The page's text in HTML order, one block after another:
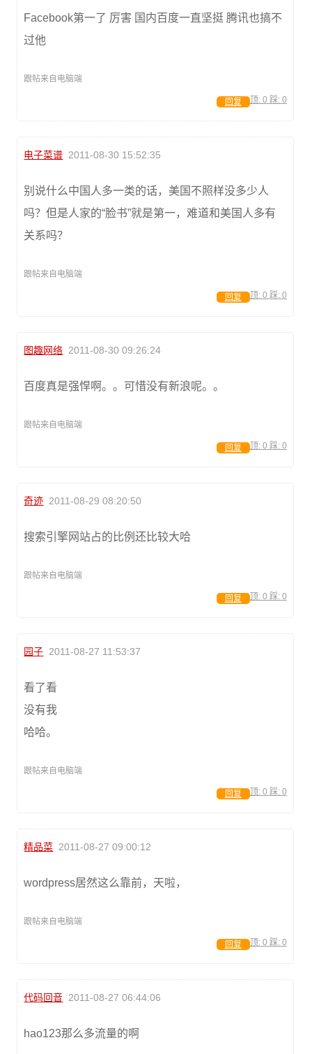
Facebook第一了 厉害 国内百度一直坚挺 腾讯也搞不
过他
跟帖来自电脑端
顶: 0 踩: 0
回复
电子菜谱 2011-08-30 15:52:35
别说什么中国人多一类的话，美国不照样没多少人
吗？但是人家的“脸书”就是第一，难道和美国人多有
关系吗？
跟帖来自电脑端
顶: 0 踩: 0
回复
图趣网络 2011-08-30 09:26:24
百度真是强悍啊。。可惜没有新浪呢。。
跟帖来自电脑端
顶: 0 踩: 0
回复
奇迹 2011-08-29 08:20:50
搜索引擎网站占的比例还比较大哈
跟帖来自电脑端
顶: 0 踩: 0
回复
园子 2011-08-27 11:53:37
看了看
没有我
哈哈。
跟帖来自电脑端
顶: 0 踩: 0
回复
精品菜 2011-08-27 09:00:12
wordpress居然这么靠前，天啦，
跟帖来自电脑端
顶: 0 踩: 0
回复
代码回音 2011-08-27 06:44:06
hao123那么多流量的啊